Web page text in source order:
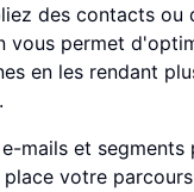
des contacts ou
vous permet
en les rendant
mails et segments
votre